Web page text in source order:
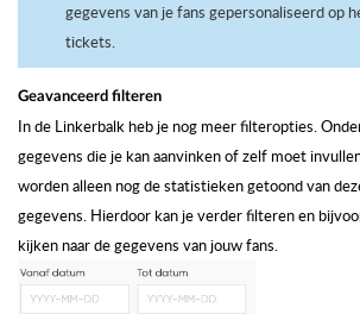
gegevens van je fans gepersonaliseerd op
tickets.
Geavanceerd filteren
In de Linkerbalk heb je nog meer filteropties.
gegevens die je kan aanvinken of zelf moet
worden alleen nog de statistieken getoond van
gegevens. Hierdoor kan je verder filteren en
kijken naar de gegevens van jouw fans.